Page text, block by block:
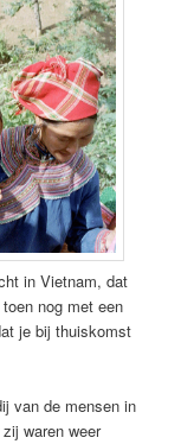
in Vietnam, dat
nog met een
je bij thuiskomst
van de mensen in
waren weer